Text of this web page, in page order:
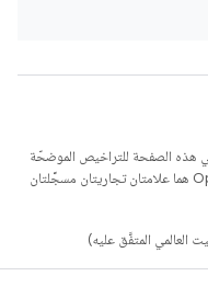
هذه الصفحة للتراخيص الموضحّة
. إنّ Java وOpenJDK هما علامتان تجاريتان مسجَّلتان